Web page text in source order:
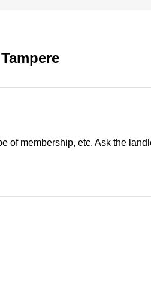
of membership, etc. Ask the